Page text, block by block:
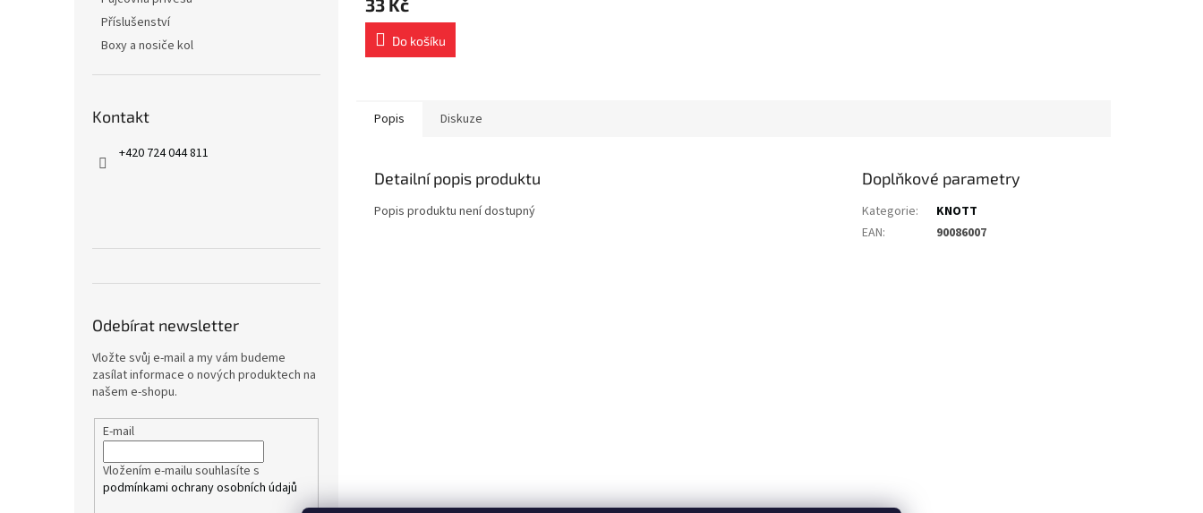
Příslušenství
Boxy a nosiče kol
Kontakt
+420 724 044 811
Odebírat newsletter
Vložte svůj e-mail a my vám budeme
zasílat informace o nových produktech na
našem e-shopu.
E-mail
Vložením e-mailu souhlasíte s
podmínkami ochrany osobních údajů
Do košíku
Popis Diskuze
Detailní popis produktu
Popis produktu není dostupný
Doplňkové parametry
Kategorie:
KNOTT
EAN: 90086007